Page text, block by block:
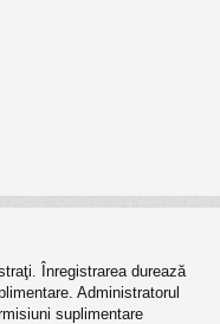
Înregistrarea durează
Administratorul
suplimentare